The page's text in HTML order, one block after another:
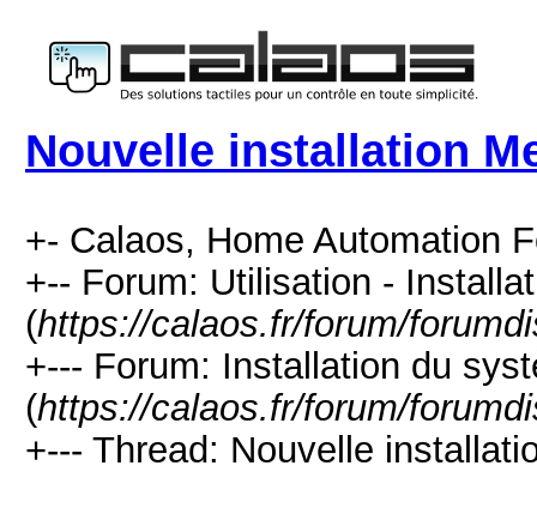
Nouvelle installation
+- Calaos, Home Automation
+-- Forum: Utilisation -
(https://calaos.fr/forum/
+--- Forum: Installation du
(https://calaos.fr/forum/
+--- Thread: Nouvelle